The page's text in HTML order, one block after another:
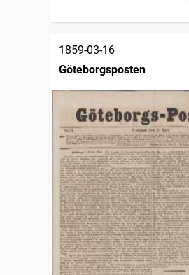
1859-03-16
Göteborgsposten